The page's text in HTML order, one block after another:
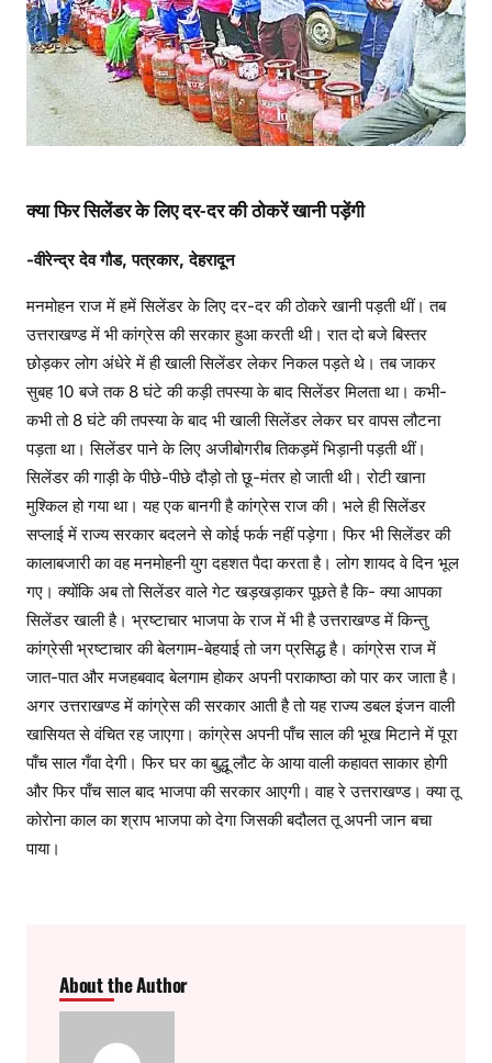
स
की
स
त्ता
हो
गी
क्या फिर सिलेंडर के लिए दर-दर की ठोकरें खानी पड़ेंगी
-वीरेन्द्र देव गौड, पत्रकार, देहरादून
मनमोहन राज में हमें सिलेंडर के लिए दर-दर की ठोकरे खानी पड़ती थीं। तब
उत्तराखण्ड में भी कांग्रेस की सरकार हुआ करती थी। रात दो बजे बिस्तर
छोड़कर लोग अंधेरे में ही खाली सिलेंडर लेकर निकल पड़ते थे। तब जाकर
सुबह 10 बजे तक 8 घंटे की कड़ी तपस्या के बाद सिलेंडर मिलता था। कभी-
कभी तो 8 घंटे की तपस्या के बाद भी खाली सिलेंडर लेकर घर वापस लौटना
पड़ता था। सिलेंडर पाने के लिए अजीबोगरीब तिकड़में भिड़ानी पड़ती थीं।
सिलेंडर की गाड़ी के पीछे-पीछे दौड़ो तो छू-मंतर हो जाती थी। रोटी खाना
मुश्किल हो गया था। यह एक बानगी है कांग्रेस राज की। भले ही सिलेंडर
सप्लाई में राज्य सरकार बदलने से कोई फर्क नहीं पड़ेगा। फिर भी सिलेंडर की
कालाबजारी का वह मनमोहनी युग दहशत पैदा करता है। लोग शायद वे दिन भूल
गए। क्योंकि अब तो सिलेंडर वाले गेट खड़खड़ाकर पूछते है कि- क्या आपका
सिलेंडर खाली है। भ्रष्टाचार भाजपा के राज में भी है उत्तराखण्ड में किन्तु
कांग्रेसी भ्रष्टाचार की बेलगाम-बेहयाई तो जग प्रसिद्ध है। कांग्रेस राज में
जात-पात और मजहबवाद बेलगाम होकर अपनी पराकाष्ठा को पार कर जाता है।
अगर उत्तराखण्ड में कांग्रेस की सरकार आती है तो यह राज्य डबल इंजन वाली
खासियत से वंचित रह जाएगा। कांग्रेस अपनी पाँच साल की भूख मिटाने में पूरा
पाँच साल गँवा देगी। फिर घर का बुद्धू लौट के आया वाली कहावत साकार होगी
और फिर पाँच साल बाद भाजपा की सरकार आएगी। वाह रे उत्तराखण्ड। क्या तू
कोरोना काल का श्राप भाजपा को देगा जिसकी बदौलत तू अपनी जान बचा
पाया।
About the Author